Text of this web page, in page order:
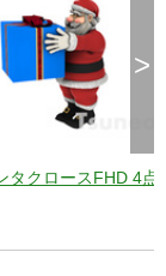
タクロースFHD 4点
>